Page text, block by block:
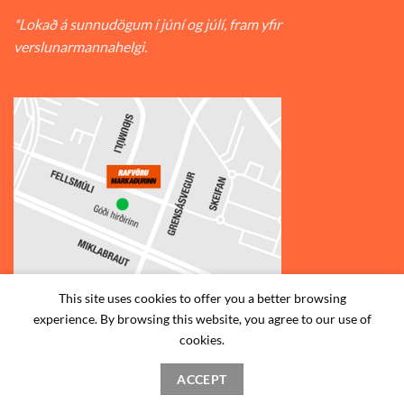
*Lokað á sunnudögum í júní og júlí, fram yfir
verslunarmannahelgi.
© 2026Rafvörumarkaðurinn v/Fellsmúla | Síðumúla 34, 108
Reykjavík | S: 585-2888 |
HAFA SAMBAND
This site uses cookies to offer you a better browsing
experience. By browsing this website, you agree to our use of
cookies.
ACCEPT